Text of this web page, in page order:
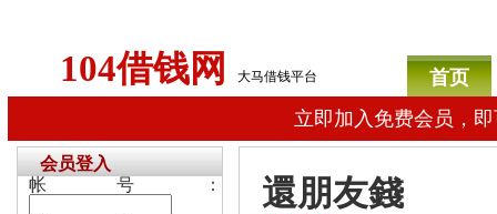
104借钱网 大马借钱平台
首页
立即加入免费会员，
還朋友錢
会员登入
帐号：